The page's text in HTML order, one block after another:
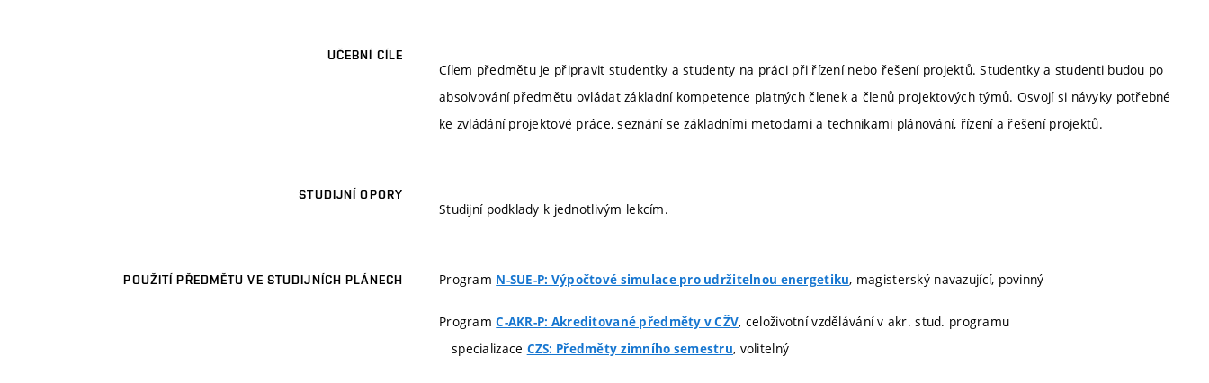
UČEBNÍ CÍLE
Cílem předmětu je připravit studentky a studenty na práci při řízení nebo řešení projektů. Studentky a studenti budou po
absolvování předmětu ovládat základní kompetence platných členek a členů projektových týmů. Osvojí si návyky potřebné
ke zvládání projektové práce, seznání se základními metodami a technikami plánování, řízení a řešení projektů.
STUDIJNÍ OPORY
Studijní podklady k jednotlivým lekcím.
POUŽITÍ PŘEDMĚTU VE STUDIJNÍCH PLÁNECH Program N-SUE-P: Výpočtové simulace pro udržitelnou energetiku, magisterský navazující, povinný
ProgramC-AKR-P: Akreditované předměty v CŽV, celoživotní vzdělávání v akr. stud. programu
specializace CZS: Předměty zimního semestru, volitelný